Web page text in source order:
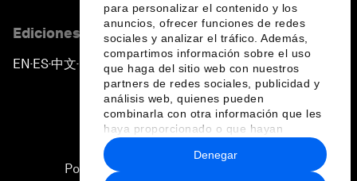
para personalizar el contenido y los
anuncios, ofrecer funciones de redes
sociales y analizar el tráfico. Además,
compartimos información sobre el uso
que haga del sitio web con nuestros
partners de redes sociales, publicidad y
análisis web, quienes pueden
combinarla con otra información que les
haya proporcionado o que hayan
recopilado a partir del uso que haya
hecho de sus servicios.
Denegar
Ediciones en otros idiomas
EN ▪ES▪中文▪ 日本語
Política de privacidad y normas de uso